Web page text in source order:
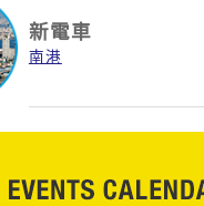
新電車
南港